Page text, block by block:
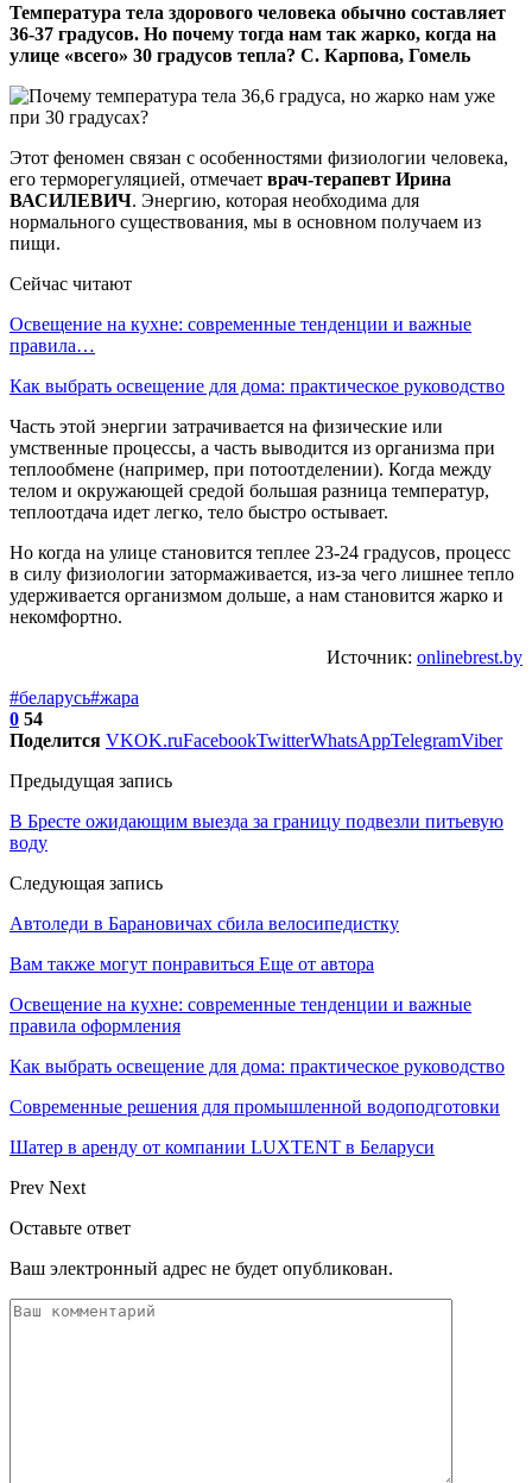
Температура тела здорового человека обычно составляет
36-37 градусов. Но почему тогда нам так жарко, когда на
улице «всего» 30 градусов тепла? С. Карпова, Гомель
Этот феномен связан с особенностями физиологии человека,
его терморегуляцией, отмечает врач-терапевт Ирина
ВАСИЛЕВИЧ. Энергию, которая необходима для
нормального существования, мы в основном получаем из
пищи.
Сейчас читают
Освещение на кухне: современные тенденции и важные
правила…
Как выбрать освещение для дома: практическое руководство
Часть этой энергии затрачивается на физические или
умственные процессы, а часть выводится из организма при
теплообмене (например, при потоотделении). Когда между
телом и окружающей средой большая разница температур,
теплоотдача идет легко, тело быстро остывает.
Но когда на улице становится теплее 23-24 градусов, процесс
в силу физиологии затормаживается, из-за чего лишнее тепло
удерживается организмом дольше, а нам становится жарко и
некомфортно.
Источник: onlinebrest.by
#беларусь#жара
0 54
Поделится VKOK.ruFacebookTwitterWhatsAppTelegramViber
Предыдущая запись
В Бресте ожидающим выезда за границу подвезли питьевую
воду
Следующая запись
Автоледи в Барановичах сбила велосипедистку
Вам также могут понравиться Еще от автора
Освещение на кухне: современные тенденции и важные
правила оформления
Как выбрать освещение для дома: практическое руководство
Современные решения для промышленной водоподготовки
Шатер в аренду от компании LUXTENT в Беларуси
Prev Next
Оставьте ответ
Ваш электронный адрес не будет опубликован.